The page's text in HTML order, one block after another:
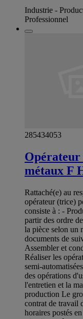
Industrie -
Professionnel
285434053
Opérateur
métaux F
Rattaché(e) au
opérateur (trice)
consiste à : -
partir des ordre
la pièce selon un
documents de
Assembler et
Réaliser les
semi-
des opérations
l'entretien et la
production Le
contrat de travail
horaires postés